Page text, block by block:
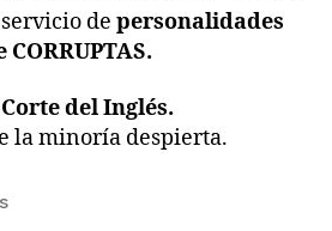
de personalidades
del Inglés.
la minoría despierta.